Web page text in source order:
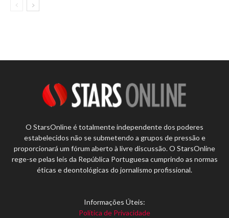
O StarsOnline é totalmente independente dos poderes
estabelecidos não se submetendo a grupos de pressão e
proporcionará um fórum aberto à livre discussão. O StarsOnline
rege-se pelas leis da República Portuguesa cumprindo as normas
éticas e deontológicas do jornalismo profissional.
Informações Úteis:
Política de Privacidade